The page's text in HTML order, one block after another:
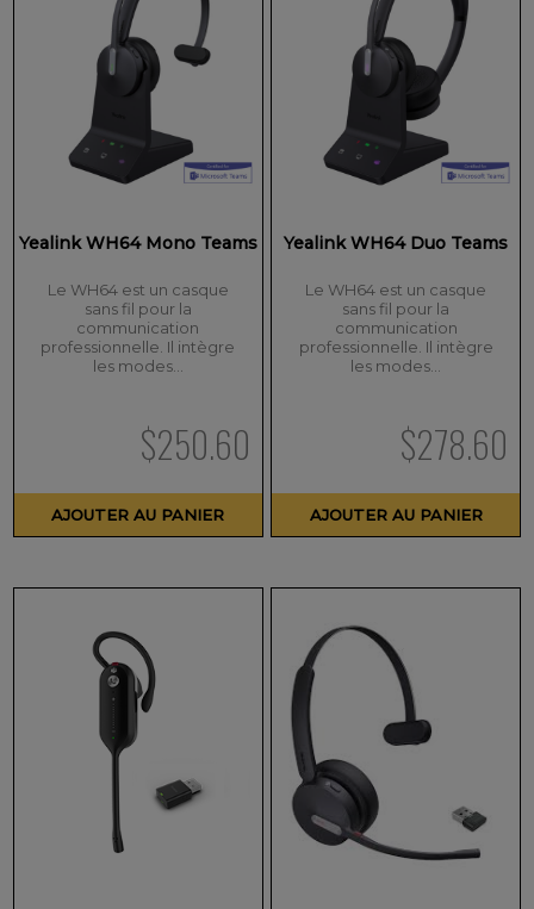
Yealink WH64 Mono Teams
Le WH64 est un casque
sans fil pour la
communication
professionnelle. Il intègre
les modes…
$250.60
AJOUTER AU PANIER
Yealink WH64 Duo Teams
Le WH64 est un casque
sans fil pour la
communication
professionnelle. Il intègre
les modes…
$278.60
AJOUTER AU PANIER